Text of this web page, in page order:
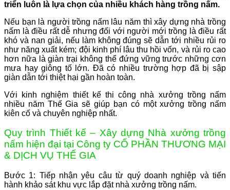
triển luôn là lựa chọn của nhiều khách hàng trồng nấm.
Nếu bạn là người trồng nấm lâu năm thì xây dựng nhà trồng
nấm là điều rất dễ nhưng đối với người mới trồng là điều rất
khó và nan giải, nếu làm không đúng sẽ dẫn tới nhiều rủi ro
như năng xuất kém; đội kinh phí lâu thu hồi vốn, và rủi ro cao
hơn nữa là giàn trại không thể đứng vững trước những cơn
mưa hay giông tố lớn. Đã có nhiều trường hợp đã bị sập
giàn dẫn tới thiệt hại gần hoàn toàn.
Với kinh nghiệm thiết kế thi công nhà xưởng trồng nấm
nhiều năm Thế Gia sẽ giúp bạn có một xưởng trồng nấm
kiên cố và chuyên nghiệp nhất.
Quy trình Thiết kế – Xây dựng Nhà xưởng trồng
nấm hiện đại tại Công ty CỔ PHẦN THƯƠNG MẠI
& DỊCH VỤ THẾ GIA
Bước 1: Tiếp nhận yêu câu từ quý doanh nghiệp và tiến
hành khảo sát khu vực lắp đặt nhà xưởng trồng nấm.